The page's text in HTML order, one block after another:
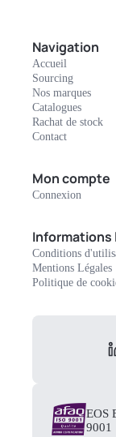
Navigation
Accueil
Sourcing
Nos marques
Catalogues
Rachat de stock
Contact
Mon compte
Connexion
Informations
Conditions
Mentions Légales
Politique de
EOS
9001